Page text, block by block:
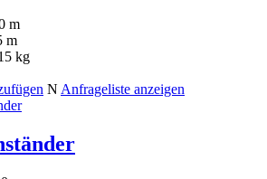
m
m
kg
N Anfrageliste anzeigen